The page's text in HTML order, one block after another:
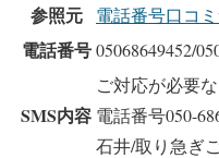
参照元 電話番号口コ
電話番号 05068649452/
SMS内容
ご対応が必要
電話番号050-
石井/取り急ぎ